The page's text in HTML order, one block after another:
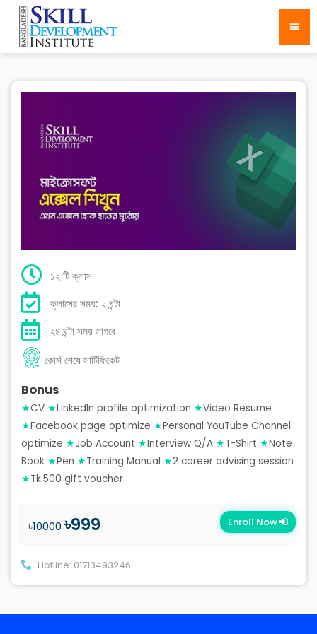
১২ টি ক্লাস
ক্লাসের সময়: ২ ঘন্টা
২৪ ঘন্টা সময় লাগবে
কোর্স শেষে সার্টিফিকেট
Bonus
★CV ★LinkedIn profile optimization ★Video Resume
★Facebook page optimize ★Personal YouTube Channel
optimize ★Job Account ★Interview Q/A ★T-Shirt ★Note
Book ★Pen ★Training Manual ★2 career advising session
★Tk.500 gift voucher
৳10000৳999 Enroll Now
Hotline: 01713493246